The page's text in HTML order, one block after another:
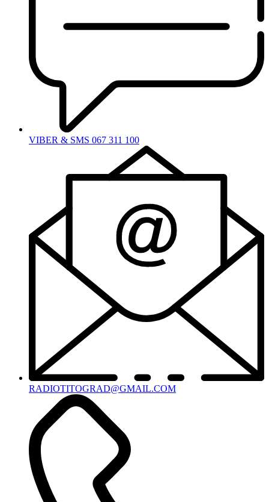
VIBER & SMS 067 311 100
RADIOTITOGRAD@GMAIL.COM